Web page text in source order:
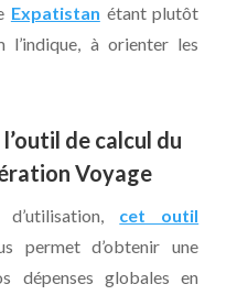
Expatistan étant plutôt
l’indique, à orienter les
de calcul du
Voyage
cet outil
permet d’obtenir une
dépenses globales en